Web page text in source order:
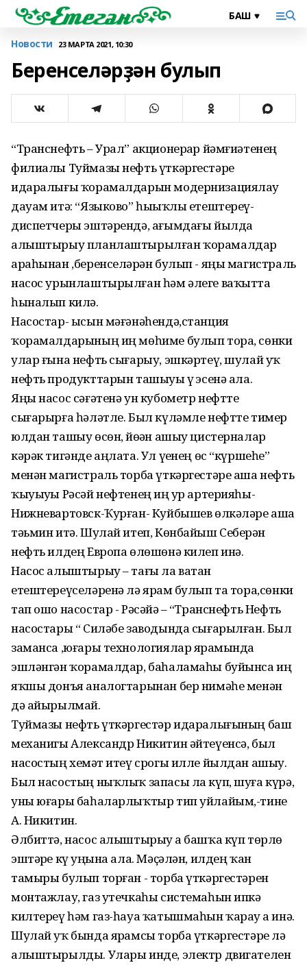
Новости 23 МАРТА 2021, 10:30
Беренселәрҙән булып
“Транснефть – Урал” акционерҙар йәмғиәтенең
филиалы Туймазы нефть үткәргестәре
идаралығы ҡорамалдарын модернизациялау
дауам итә: “Языково” һыҙыҡлы етештереү-
диспетчеры эштәрендә, ағымдағы йылда
алыштырыу планлаштырылған ҡорамалдар
араһынан ,беренселәрҙән булып - яңы магистраль
насос урынлаштырылған һәм әлеге ваҡытта
һыналып килә.
Насостар- ысын мәғәнәһендә,станция
ҡорамалдарының иң мөһиме булып тора, сөнки
улар ғына нефть сығарыу, эшкәртеү, шулай уҡ
нефть продукттарын ташыуҙы үҙ эсенә ала.
Яңы насос сәғәтенә ун кубометр нефтте
сығарырға һәләтле. Был күләмле нефтте тимер
юлдан ташыу өсөн, йөҙҙән ашыу цистерналар
кәрәк тигәнде аңлата. Ул үҙенең өс “күршеһе”
менән магистраль торба үткәргестәре аша нефть
ҡыуыуҙы Рәсәй нефтенең иң ҙур артерияһы-
Нижневартовск-Ҡурған- Куйбышев өлкәләре аша
тәьмин итә. Шулай итеп, Көнбайыш Себерҙән
нефть илдең Европа өлөшөнә килеп инә.
Насос алыштырыу – тағы ла ватан
етештереүселәренә лә ярҙам булып та тора,сөнки
тап ошо насостар - Рәсәйҙә – “Транснефть Нефть
насостары “ Силәбе заводында сығарылған. Был
заманса ,юғары технологиялар ярҙамында
эшләнгән ҡорамалдар, баһаламаһы буйынса иң
яҡшы донъя аналогтарынан бер нимәһе менән
дә айырылмай.
Туймазы нефть үткәргестәр идаралығының баш
механигы Александр Никитин әйтеүенсә, был
насостың хеҙмәт итеү срогы илле йылдан ашыу.
Был насостың ныҡлыҡ запасы ла күп, шуға күрә,
уны юғары баһаларлыҡтыр тип уйлайым,-тине
А. Никитин.
Әлбиттә, насос алыштырыу ҙа башҡа күп төрлө
эштәрҙе күҙ уңына ала. Мәҫәлән, илдең ҡан
тамыры булып торған - торба үткәргестәрен
монтажлау, газ утечкаһы системаһын ипкә
килтереү һәм газ-һауа ҡатышмаһын ҡарау ҙа инә.
Шулай уҡ бында ярҙамсы торба үткәргестәре лә
алыштырылды. Улары инде, электр двигателен